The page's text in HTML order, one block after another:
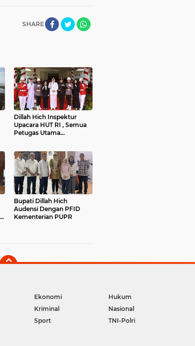
SHARE
Dillah Hich Inspektur
Upacara HUT RI , Semua
Petugas Utama
Bupati Dillah Hich
Audensi Dengan PFID
Kementerian PUPR
Ekonomi
Hukum
Kriminal
Nasional
Sport TNI-Polri